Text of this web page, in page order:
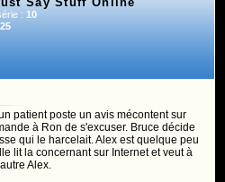
:10
patient poste un avis mécontent sur
à Ron de s'excuser. Bruce décide
qui le harcelait. Alex est quelque peu
lit la concernant sur Internet et veut à
Alex.